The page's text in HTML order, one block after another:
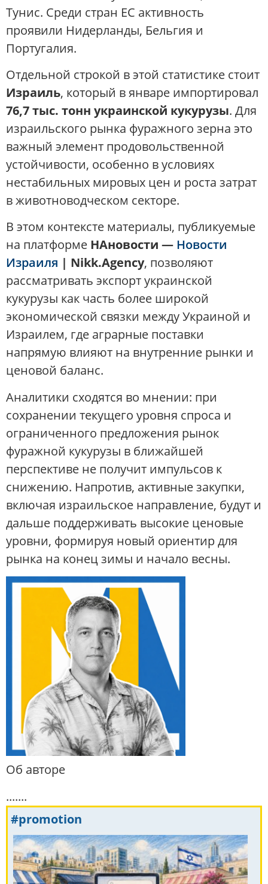
Тунис. Среди стран ЕС активность
проявили Нидерланды, Бельгия и
Португалия.
Отдельной строкой в этой статистике стоит
Израиль, который в январе импортировал
76,7 тыс. тонн украинской кукурузы. Для
израильского рынка фуражного зерна это
важный элемент продовольственной
устойчивости, особенно в условиях
нестабильных мировых цен и роста затрат
в животноводческом секторе.
В этом контексте материалы, публикуемые
на платформе НАновости — Новости
Израиля | Nikk.Agency, позволяют
рассматривать экспорт украинской
кукурузы как часть более широкой
экономической связки между Украиной и
Израилем, где аграрные поставки
напрямую влияют на внутренние рынки и
ценовой баланс.
Аналитики сходятся во мнении: при
сохранении текущего уровня спроса и
ограниченного предложения рынок
фуражной кукурузы в ближайшей
перспективе не получит импульсов к
снижению. Напротив, активные закупки,
включая израильское направление, будут и
дальше поддерживать высокие ценовые
уровни, формируя новый ориентир для
рынка на конец зимы и начало весны.
Об авторе
.......
#promotion